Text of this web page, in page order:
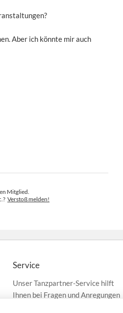
Aber ich könnte mir auch
Mitglied.
Verstoß melden!
Service
Unser Tanzpartner-Service hilft
Ihnen bei Fragen und Anregungen